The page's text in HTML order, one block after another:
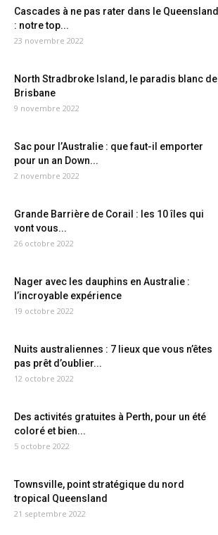
Cascades à ne pas rater dans le Queensland
: notre top...
23 novembre 2022
North Stradbroke Island, le paradis blanc de
Brisbane
9 novembre 2022
Sac pour l’Australie : que faut-il emporter
pour un an Down...
2 novembre 2022
Grande Barrière de Corail : les 10 îles qui
vont vous...
26 octobre 2022
Nager avec les dauphins en Australie :
l’incroyable expérience
19 octobre 2022
Nuits australiennes : 7 lieux que vous n’êtes
pas prêt d’oublier...
12 octobre 2022
Des activités gratuites à Perth, pour un été
coloré et bien...
5 octobre 2022
Townsville, point stratégique du nord
tropical Queensland
21 septembre 2022